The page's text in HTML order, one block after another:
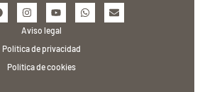
Aviso legal
Política de privacidad
Política de cookies